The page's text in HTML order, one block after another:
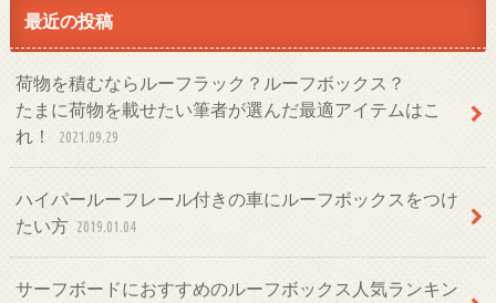
最近の投稿
荷物を積むならルーフラック？ルーフボックス？
たまに荷物を載せたい筆者が選んだ最適アイテムはこ
れ！
2021.09.29
ハイパールーフレール付きの車にルーフボックスをつけ
たい方 2019.01.04
サーフボードにおすすめのルーフボックス人気ランキン